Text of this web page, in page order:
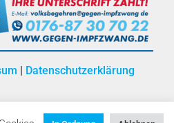
Datenschutzerklärung